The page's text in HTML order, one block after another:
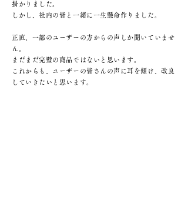
掛かりました。
しかし、社内の皆と一緒に一生懸命作りました。
正直、一部のユーザーの方からの声しか聞いていませ
ん。
まだまだ完璧の商品ではないと思います。
これからも、ユーザーの皆さんの声に耳を傾け、改良
していきたいと思います。